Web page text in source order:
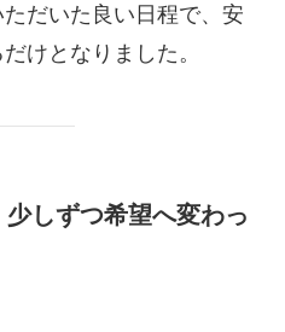
だいた良い日程で、安
けとなりました。
しずつ希望へ変わっ